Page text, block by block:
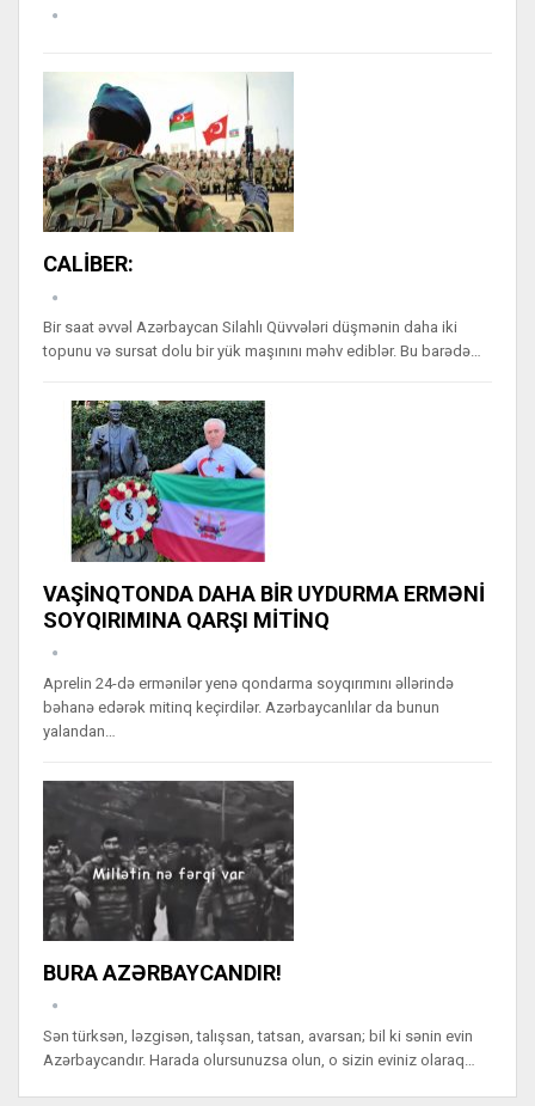
CALİBER:
Bir saat əvvəl Azərbaycan Silahlı Qüvvələri düşmənin daha iki
topunu və sursat dolu bir yük maşınını məhv ediblər. Bu barədə…
VAŞİNQTONDA DAHA BİR UYDURMA ERMƏNİ
SOYQIRIMINA QARŞI MİTİNQ
Aprelin 24-də ermənilər yenə qondarma soyqırımını əllərində
bəhanə edərək mitinq keçirdilər. Azərbaycanlılar da bunun
yalandan…
BURA AZƏRBAYCANDIR!
Sən türksən, ləzgisən, talışsan, tatsan, avarsan; bil ki sənin evin
Azərbaycandır. Harada olursunuzsa olun, o sizin eviniz olaraq…